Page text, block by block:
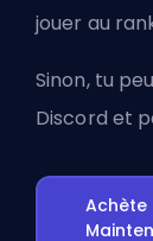
jouer au
Sinon, tu
Discord et
Achète